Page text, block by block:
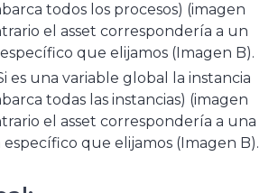
todos los procesos) (imagen
el asset correspondería a un
que elijamos (Imagen B).
es una variable global la instancia
todas las instancias) (imagen
el asset correspondería a una
específico que elijamos (Imagen B).